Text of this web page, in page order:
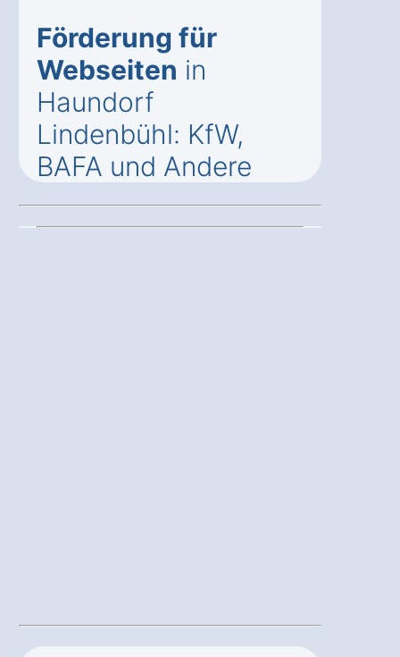
Förderung für
Webseiten in
Haundorf
Lindenbühl: KfW,
BAFA und Andere